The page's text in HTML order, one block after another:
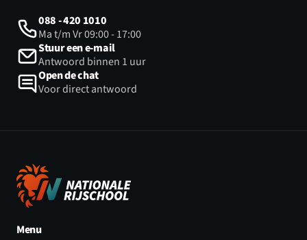
088 - 420 1010
Ma t/m Vr 09:00 - 17:00
Stuur een e-mail
Antwoord binnen 1 uur
Open de chat
Voor direct antwoord
Menu